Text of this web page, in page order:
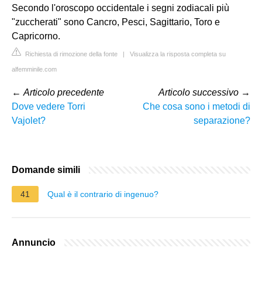
Secondo l'oroscopo occidentale i segni zodiacali più
"zuccherati" sono Cancro, Pesci, Sagittario, Toro e
Capricorno.
Richiesta di rimozione della fonte | Visualizza la risposta completa su
alfemminile.com
← Articolo precedente
Dove vedere Torri
Vajolet?
Articolo successivo →
Che cosa sono i metodi di
separazione?
Domande simili
41 Qual è il contrario di ingenuo?
Annuncio